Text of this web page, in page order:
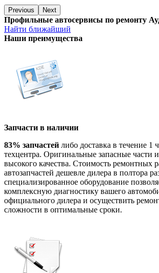
Previous Next
Профильные автосервисы по ремонту
Найти ближайший
Наши преимущества
Запчасти в наличии
83% запчастей либо доставка в течение 1
техцентра. Оригинальные запасные части
высокого качества. Стоимость ремонтных
автозапчастей дешевле дилера в полтора
специализированное оборудование
комплексную диагностику вашего
официального дилера и осуществить
сложности в оптимальные сроки.